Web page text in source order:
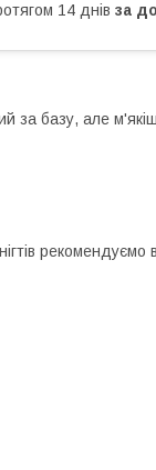
14 днів за
за базу, але